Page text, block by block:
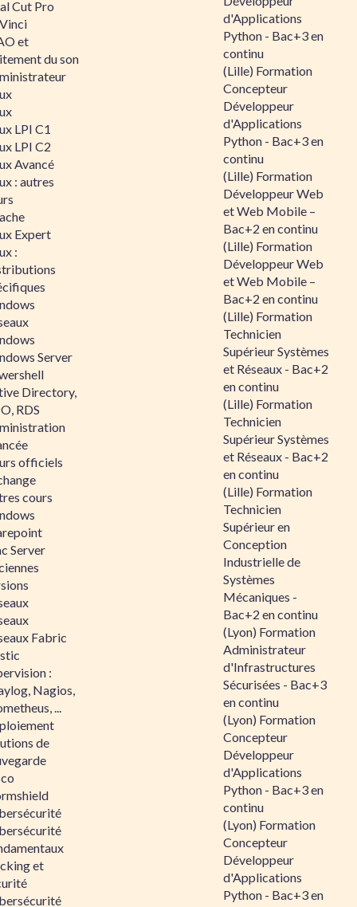
Cut Pro
et
du son
LPI C1
LPI C2
Avancé
: autres
Expert
:
Server
Directory,
RDS
officiels
cours
Server
Fabric
:
Nagios,
...
de
et
d'Applications
Python - Bac+3 en
continu
(Lille) Formation
Concepteur
Développeur
d'Applications
Python - Bac+3 en
continu
(Lille) Formation
Développeur Web
et Web Mobile –
Bac+2 en continu
(Lille) Formation
Développeur Web
et Web Mobile –
Bac+2 en continu
(Lille) Formation
Technicien
Supérieur Systèmes
et Réseaux - Bac+2
en continu
(Lille) Formation
Technicien
Supérieur Systèmes
et Réseaux - Bac+2
en continu
(Lille) Formation
Technicien
Supérieur en
Conception
Industrielle de
Systèmes
Mécaniques -
Bac+2 en continu
(Lyon) Formation
Administrateur
d'Infrastructures
Sécurisées - Bac+3
en continu
(Lyon) Formation
Concepteur
Développeur
d'Applications
Python - Bac+3 en
continu
(Lyon) Formation
Concepteur
Développeur
d'Applications
Python - Bac+3 en